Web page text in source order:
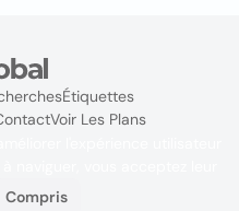
Étiquettes
Voir Les Plans
2024
naviguer, vous acceptez leur
Compris